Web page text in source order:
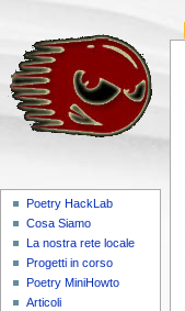
Poetry HackLab
Cosa Siamo
La nostra rete locale
Progetti in corso
Poetry MiniHowto
Articoli